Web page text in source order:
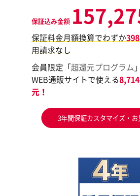
保証込み金額
保証料金月額換算でわずか
用請求なし
会員限定「超還元プログラム
WEB通販サイトで使える
元！
3年間保証カスタマイズ・お